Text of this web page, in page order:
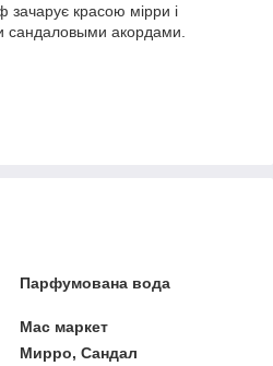
красою мірри і
сандаловыми акордами.
Парфумована вода
Мас маркет
Мирро, Сандал